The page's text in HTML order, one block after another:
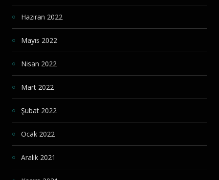
Haziran 2022
Mayıs 2022
Nisan 2022
Mart 2022
Şubat 2022
Ocak 2022
Aralık 2021